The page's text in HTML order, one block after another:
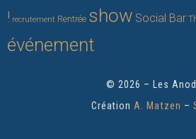
! recrutement Rentrée show Social Bar
événement
© 2026 – Les
Création A. Matzen –